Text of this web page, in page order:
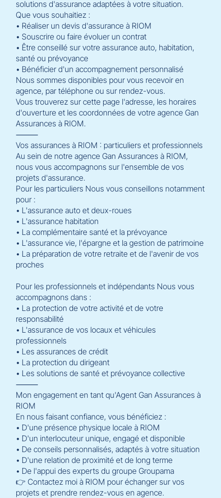
solutions d'assurance adaptées à votre situation.
Que vous souhaitiez :
• Réaliser un devis d'assurance à RIOM
• Souscrire ou faire évoluer un contrat
• Être conseillé sur votre assurance auto, habitation,
santé ou prévoyance
• Bénéficier d'un accompagnement personnalisé
Nous sommes disponibles pour vous recevoir en
agence, par téléphone ou sur rendez-vous.
Vous trouverez sur cette page l'adresse, les horaires
d'ouverture et les coordonnées de votre agence Gan
Assurances à RIOM.
⸻
Vos assurances à RIOM : particuliers et professionnels
Au sein de notre agence Gan Assurances à RIOM,
nous vous accompagnons sur l'ensemble de vos
projets d'assurance.
Pour les particuliers Nous vous conseillons notamment
pour :
• L'assurance auto et deux-roues
• L'assurance habitation
• La complémentaire santé et la prévoyance
• L'assurance vie, l'épargne et la gestion de patrimoine
• La préparation de votre retraite et de l'avenir de vos
proches
Pour les professionnels et indépendants Nous vous
accompagnons dans :
• La protection de votre activité et de votre
responsabilité
• L'assurance de vos locaux et véhicules
professionnels
• Les assurances de crédit
• La protection du dirigeant
• Les solutions de santé et prévoyance collective
⸻
Mon engagement en tant qu'Agent Gan Assurances à
RIOM
En nous faisant confiance, vous bénéficiez :
• D'une présence physique locale à RIOM
• D'un interlocuteur unique, engagé et disponible
• De conseils personnalisés, adaptés à votre situation
• D'une relation de proximité et de long terme
• De l'appui des experts du groupe Groupama
👉 Contactez moi à RIOM pour échanger sur vos
projets et prendre rendez-vous en agence.